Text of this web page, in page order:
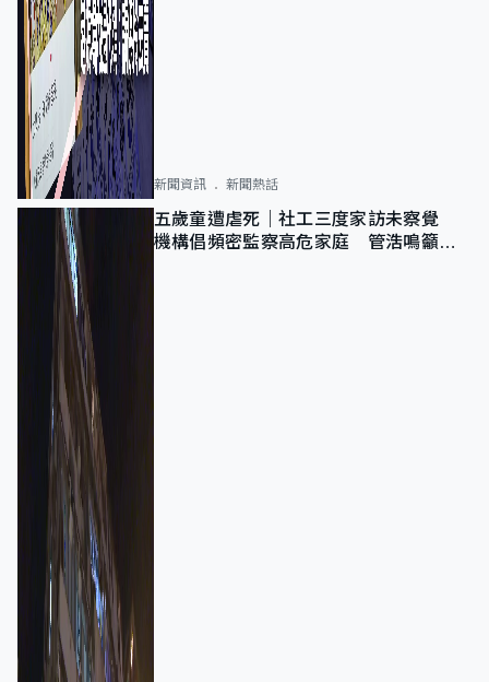
新聞資訊 新聞熱話
五歲童遭虐死｜社工三度家訪未察覺
機構倡頻密監察高危家庭 管浩鳴籲加